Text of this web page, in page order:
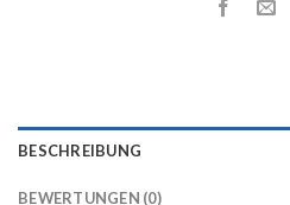
BESCHREIBUNG
BEWERTUNGEN (0)